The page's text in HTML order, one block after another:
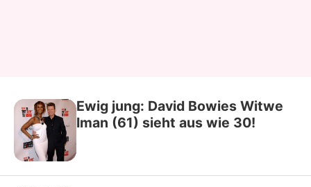
Ewig jung: David Bowies Witwe
Iman (61) sieht aus wie 30!